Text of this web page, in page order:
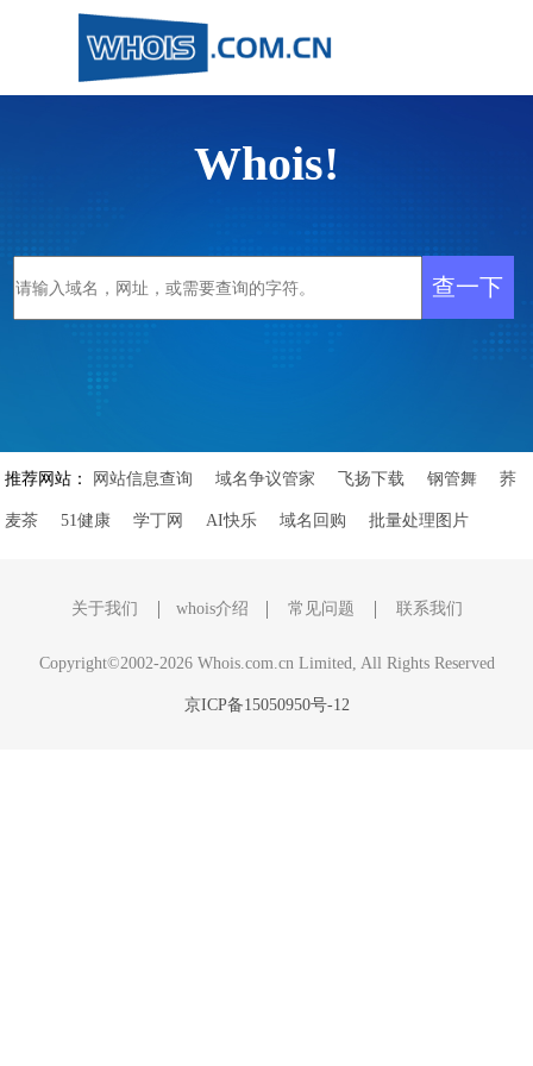
Whois!
推荐网站： 网站信息查询 域名争议管家 飞扬下载 钢管舞 荞
麦茶 51健康 学丁网 AI快乐 域名回购 批量处理图片
关于我们 whois介绍 常见问题 联系我们
Copyright©2002-2026 Whois.com.cn Limited, All Rights Reserved
京ICP备15050950号-12